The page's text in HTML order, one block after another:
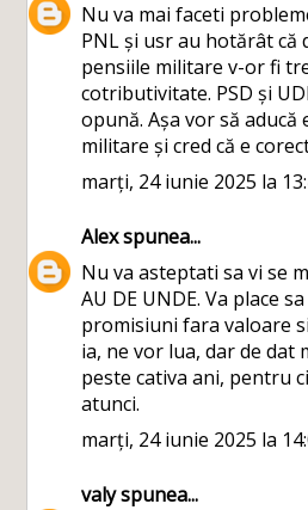
Nu va mai faceti
PNL și usr au hotărât că
pensiile militare v-or fi
cotributivitate. PSD și
opună. Așa vor să
militare și cred că e
marți, 24 iunie 2025 la
Alexspunea...
Nu va asteptati sa vi se
AU DE UNDE. Va place
promisiuni fara valoare
ia, ne vor lua, dar de dat
peste cativa ani, pentru
atunci.
marți, 24 iunie 2025 la
valyspunea...